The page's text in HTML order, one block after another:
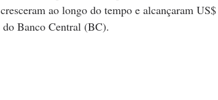
ao longo do tempo e alcançaram
do Banco Central (BC).